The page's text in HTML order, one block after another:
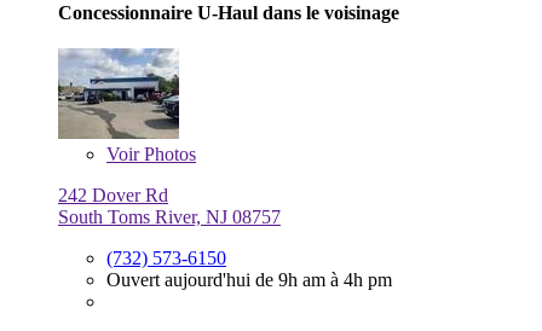
Concessionnaire U-Haul dans le voisinage
VoirPhotos
242 Dover Rd
South Toms River, NJ 08757
(732) 573-6150
Ouvert aujourd'hui de 9h am à 4h pm